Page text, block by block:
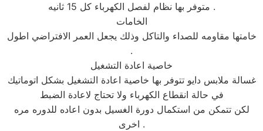
متوفر بها نظام لفصل الكهرباء كل 15 ثانيه .
الخامات
خامتها مقاومه للصداء والتاكل وذلك يجعل العمر الافتراضي اطول
.
خاصية اعادة التشغيل
غسالة ملابس دايو تتوفر بها خاصية اعادة التشغيل بشكل اتوماتيك
في حالة انقطاع الكهرباء ولا تحتاج لاعادة الضبط
لكن تتمكن من استكمال دورة الغسيل بدون اعاده للدوره مره
اخرى .